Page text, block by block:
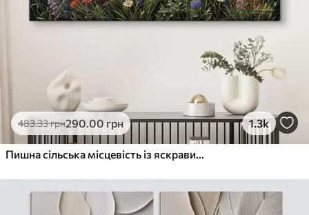
483.33грн290.00 грн 1.3k
Пишна сільська місцевість із яскравим лугом диких квітів, наповненим різнокольоровими квітами під хмарним небом